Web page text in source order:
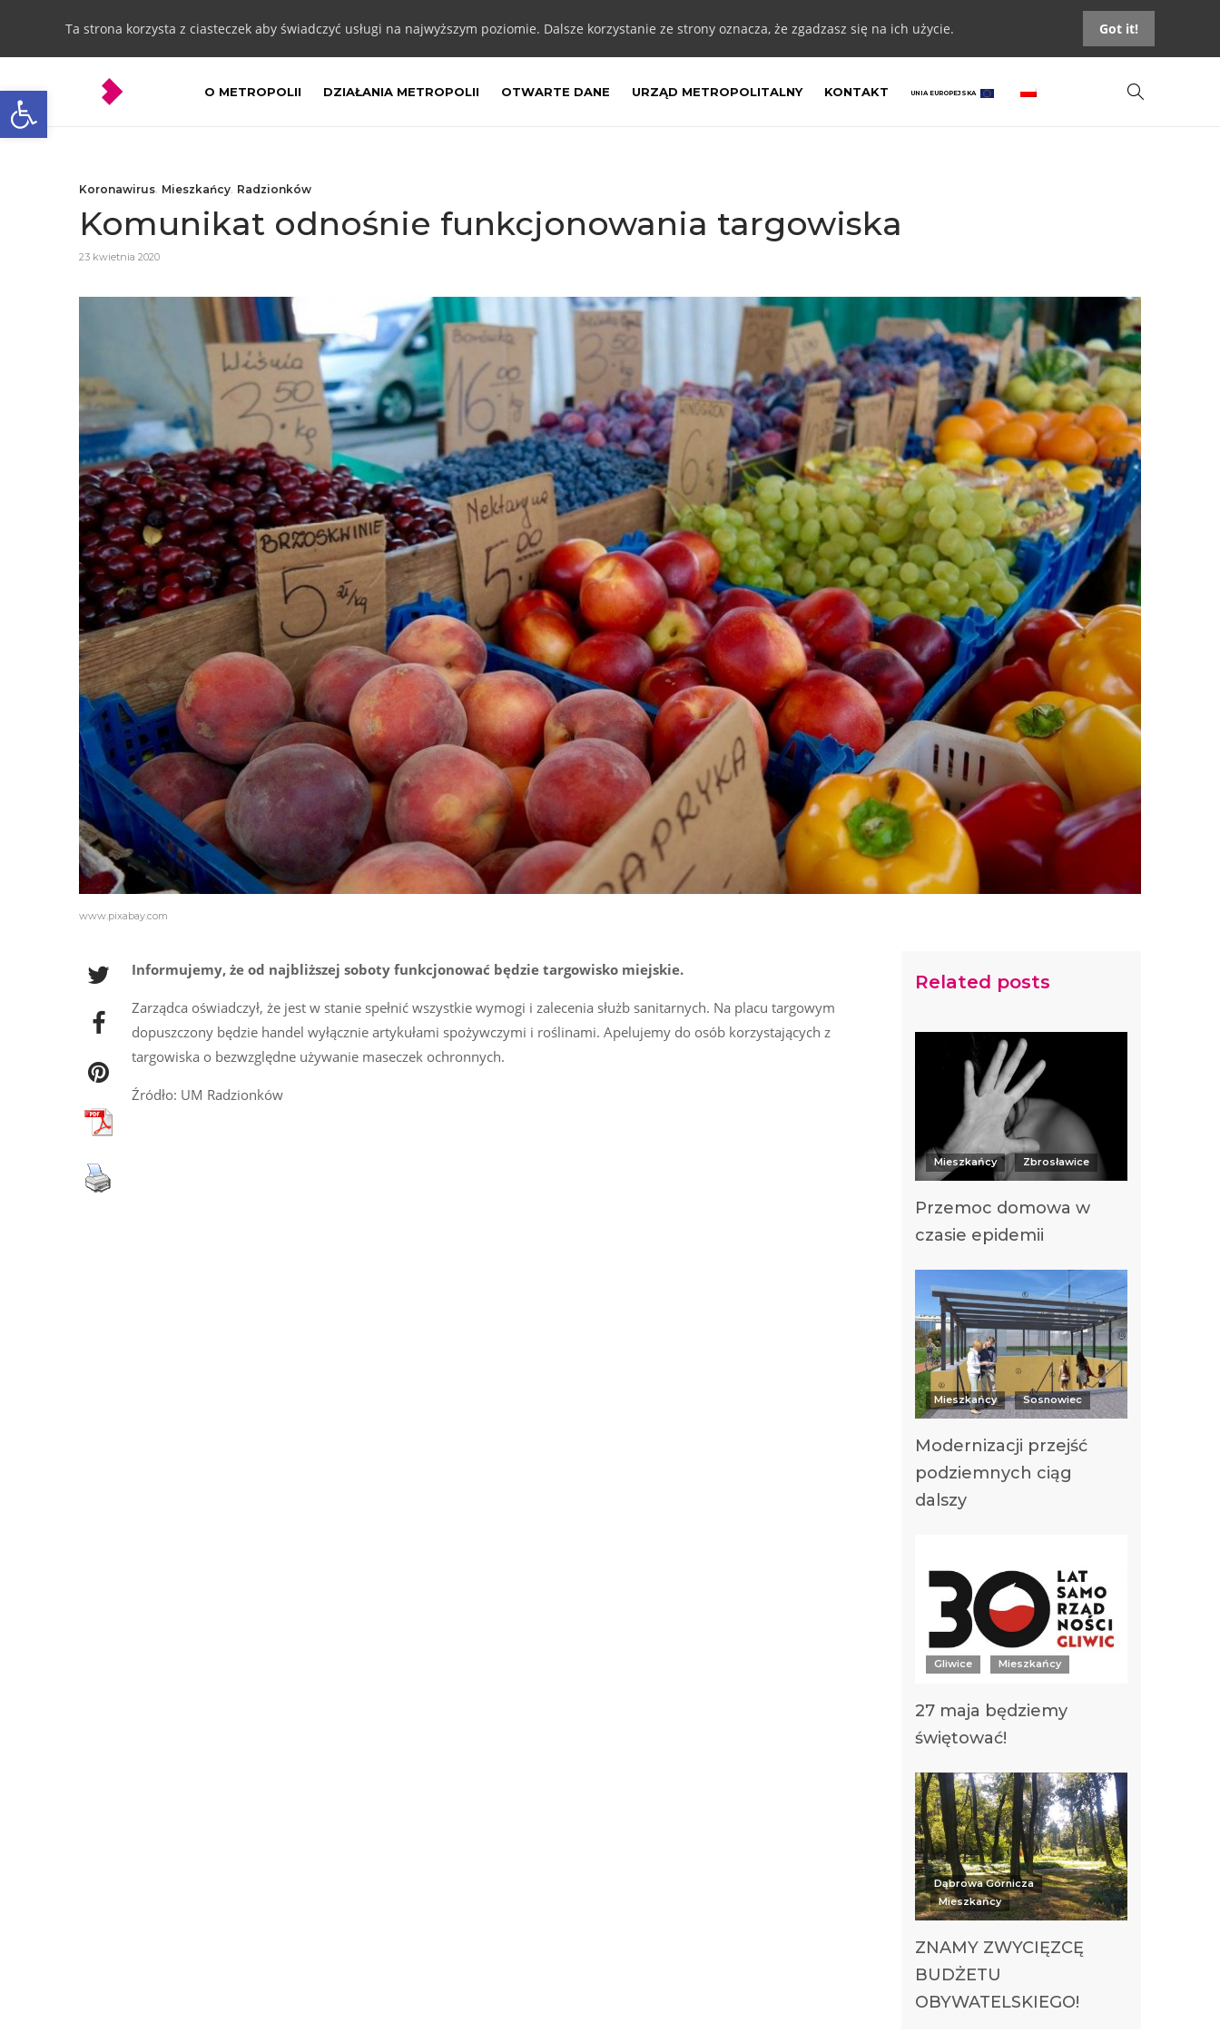
Otwórz pasek narzędzi
Ta strona korzysta z ciasteczek aby świadczyć usługi na najwyższym poziomie. Dalsze korzystanie ze strony oznacza, że zgadzasz się na ich użycie. Got it!
O METROPOLII DZIAŁANIA METROPOLII OTWARTE DANE URZĄD METROPOLITALNY KONTAKT UNIA EUROPEJSKA
Koronawirus, Mieszkańcy, Radzionków
Komunikat odnośnie funkcjonowania targowiska
23 kwietnia 2020
www.pixabay.com
Informujemy, że od najbliższej soboty funkcjonować będzie targowisko miejskie.
Zarządca oświadczył, że jest w stanie spełnić wszystkie wymogi i zalecenia służb sanitarnych. Na placu targowym
dopuszczony będzie handel wyłącznie artykułami spożywczymi i roślinami. Apelujemy do osób korzystających z
targowiska o bezwzględne używanie maseczek ochronnych.
Źródło: UM Radzionków
Related posts
Mieszkańcy Zbrosławice
Przemoc domowa w
czasie epidemii
Mieszkańcy Sosnowiec
Modernizacji przejść
podziemnych ciąg
dalszy
Gliwice Mieszkańcy
27 maja będziemy
świętować!
Dąbrowa Górnicza
Mieszkańcy
ZNAMY ZWYCIĘZCĘ
BUDŻETU
OBYWATELSKIEGO!